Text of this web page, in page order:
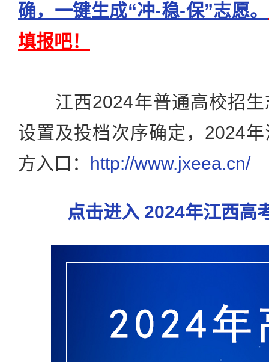
确，一键生成“冲-稳-保”志愿。
填报吧！
江西2024年普通高校招生
设置及投档次序确定，2024
方入口： http://www.jxeea.cn/
点击进入 2024年江西高